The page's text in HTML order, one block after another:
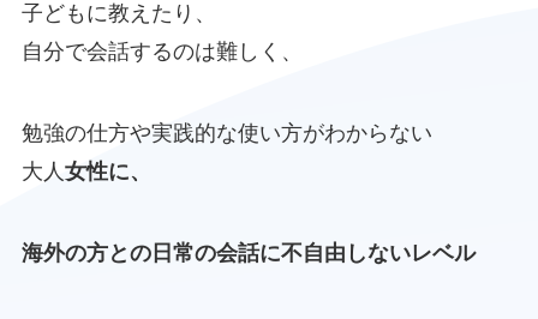
子どもに教えたり、
自分で会話するのは難しく、
勉強の仕方や実践的な使い方がわからない
大人 女性に、
海外の方との日常の会話に不自由しないレベル